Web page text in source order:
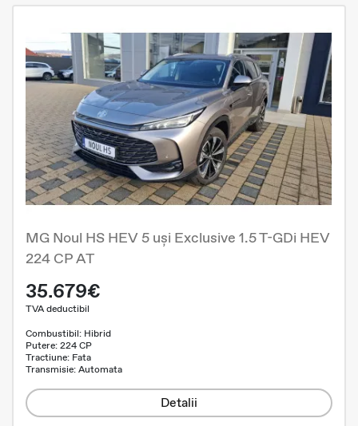
MG Noul HS HEV 5 uși Exclusive 1.5 T-GDi HEV
224 CP AT
35.679€
TVA deductibil
Combustibil: Hibrid
Putere: 224 CP
Tractiune: Fata
Transmisie: Automata
Detalii